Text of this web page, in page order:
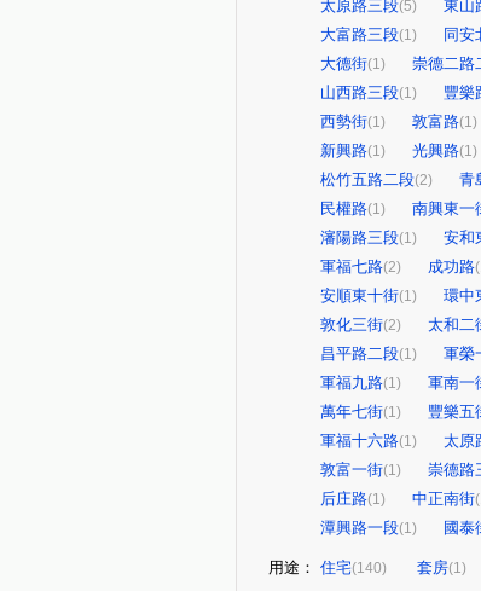
太原路三段(5) 東山
大富路三段(1) 同安
大德街(1) 崇德二路
山西路三段(1) 豐樂
西勢街(1) 敦富路(1)
新興路(1) 光興路(1)
松竹五路二段(2) 青
民權路(1) 南興東一
瀋陽路三段(1) 安和
軍福七路(2) 成功路
安順東十街(1) 環中
敦化三街(2) 太和二
昌平路二段(1) 軍榮
軍福九路(1) 軍南一
萬年七街(1) 豐樂五
軍福十六路(1) 太原
敦富一街(1) 崇德路
后庄路(1) 中正南街
潭興路一段(1) 國泰
用途： 住宅(140) 套房(1)